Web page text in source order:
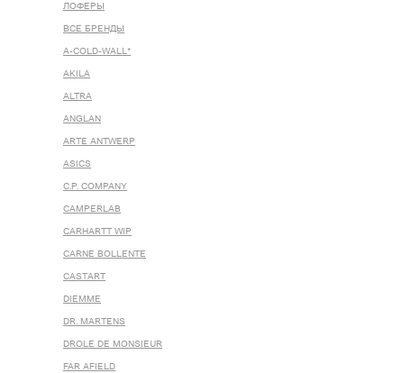
ЛОФЕРЫ
ВСЕ БРЕНДЫ
A-COLD-WALL*
AKILA
ALTRA
ANGLAN
ARTE ANTWERP
ASICS
C.P. COMPANY
CAMPERLAB
CARHARTT WIP
CARNE BOLLENTE
CASTART
DIEMME
DR. MARTENS
DROLE DE MONSIEUR
FAR AFIELD